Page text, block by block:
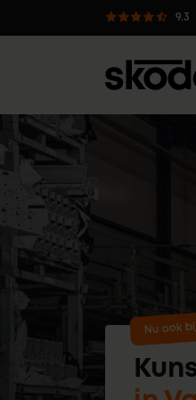
9.3
Advies van professionals
Nu ook